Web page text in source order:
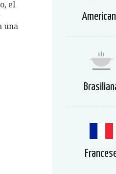
el
una